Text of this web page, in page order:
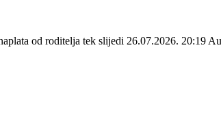
od roditelja tek slijedi 26.07.2026.